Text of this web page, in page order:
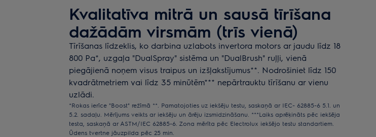
Kvalitatīva mitrā un sausā tīrīšana
dažādām virsmām (trīs vienā)
Tīrīšanas līdzeklis, ko darbina uzlabots invertora motors ar jaudu līdz 18
800 Pa*, uzgaļa "DualSpray" sistēma un "DualBrush" ruļļi, vienā
piegājienā noņem visus traipus un izšļakstījumus**. Nodrošiniet līdz 150
kvadrātmetriem vai līdz 35 minūtēm*** nepārtrauktu tīrīšanu ar vienu
uzlādi.
*Rokas ierīce "Boost" režīmā **. Pamatojoties uz iekšēju testu, saskaņā ar IEC- 62885-6 5.1. un
5.2. sadaļu. Mērījums veikts ar iekšēju un ārēju izsmidzināšanu. ***Laiks aprēķināts pēc iekšēja
testa, saskaņā ar ASTM/IEC 62885-6. Zona mērīta pēc Electrolux iekšējo testu standartiem.
Ūdens tvertne jāuzpilda pēc 25 min.